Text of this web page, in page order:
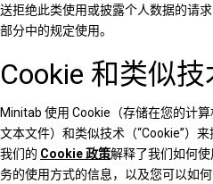
送拒绝此类使用或披露个人数据的请
部分中的规定使用。
Cookie 和类似技
Minitab 使用 Cookie（存储在您的计
文本文件）和类似技术（“Cookie”）
我们的 Cookie 政策解释了我们如何
务的使用方式的信息，以及您可以如何